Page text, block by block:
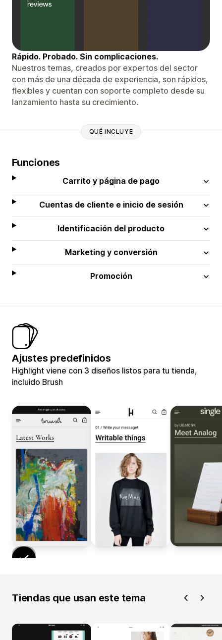
Rápido. Probado. Sin complicaciones.
Nuestros temas, creados por expertos del sector
con más de una década de experiencia, son rápidos,
flexibles y cuentan con soporte completo desde su
lanzamiento hasta su crecimiento.
QUÉ INCLUYE
Funciones
Carrito y página de pago
Cuentas de cliente e inicio de sesión
Identificación del producto
Marketing y conversión
Promoción
Ajustes predefinidos
Highlight viene con 3 diseños listos para tu tienda,
incluido Brush
Tiendas que usan este tema